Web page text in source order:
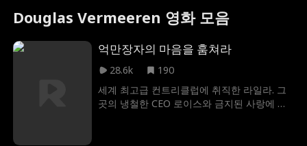
Douglas Vermeeren 영화 모음
억만장자의 마음을 훔쳐라
28.6k
190
세계 최고급 컨트리클럽에 취직한 라일라. 그
곳의 냉철한 CEO 로이스와 금지된 사랑에 빠